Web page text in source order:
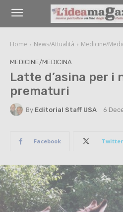
Home News/Attualità Medicine/
MEDICINE/MEDICINA
Latte d’asina per i
prematuri
By Editorial Staff USA 6
Facebook Twitter